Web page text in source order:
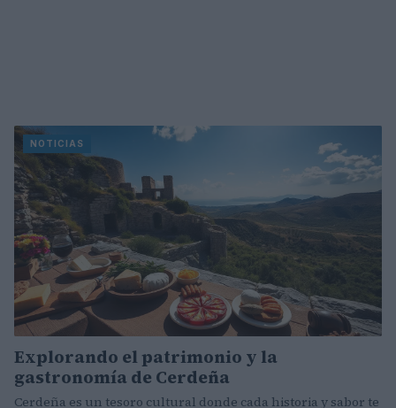
NOTICIAS
Explorando el patrimonio y la
gastronomía de Cerdeña
Cerdeña es un tesoro cultural donde cada historia y sabor te